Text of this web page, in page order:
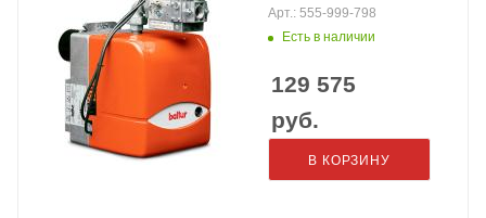
Есть в наличии
Арт.: 555-999-798
129 575
руб.
В КОРЗИНУ